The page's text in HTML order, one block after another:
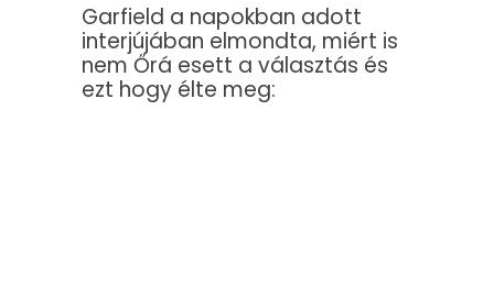
Garfield a napokban adott
interjújában elmondta, miért is
nem Őrá esett a választás és
ezt hogy élte meg: